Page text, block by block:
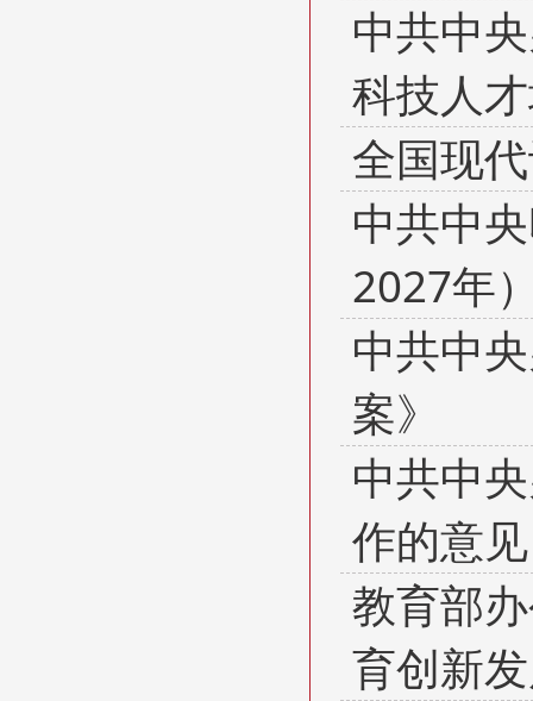
中共中
科技人
全国现
中共中
2027年
中共中
案》
中共中
作的意见
教育部
育创新